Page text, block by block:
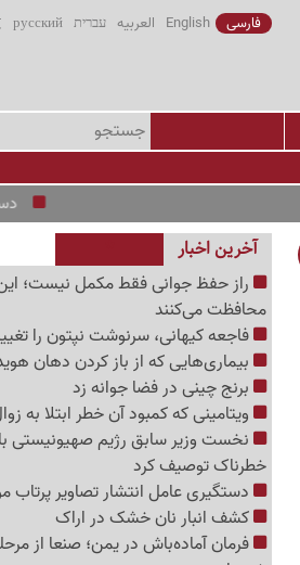
فارسی English العربیه עברית русский
آخرین اخبار
راز حفظ جوانی فقط مکمل نیست؛
محافظت می‌کنند
فاجعه کیهانی، سرنوشت نپتون را
بیماری‌هایی که از باز کردن دهان
برنج چینی در فضا جوانه زد
ویتامینی که کمبود آن خطر ابتلا به
نخست وزیر سابق رژیم صهیونیستی
خطرناک توصیف کرد
دستگیری عامل انتشار تصاویر
کشف انبار نان خشک در اراک
فرمان آماده‌باش در یمن؛ صنعا از